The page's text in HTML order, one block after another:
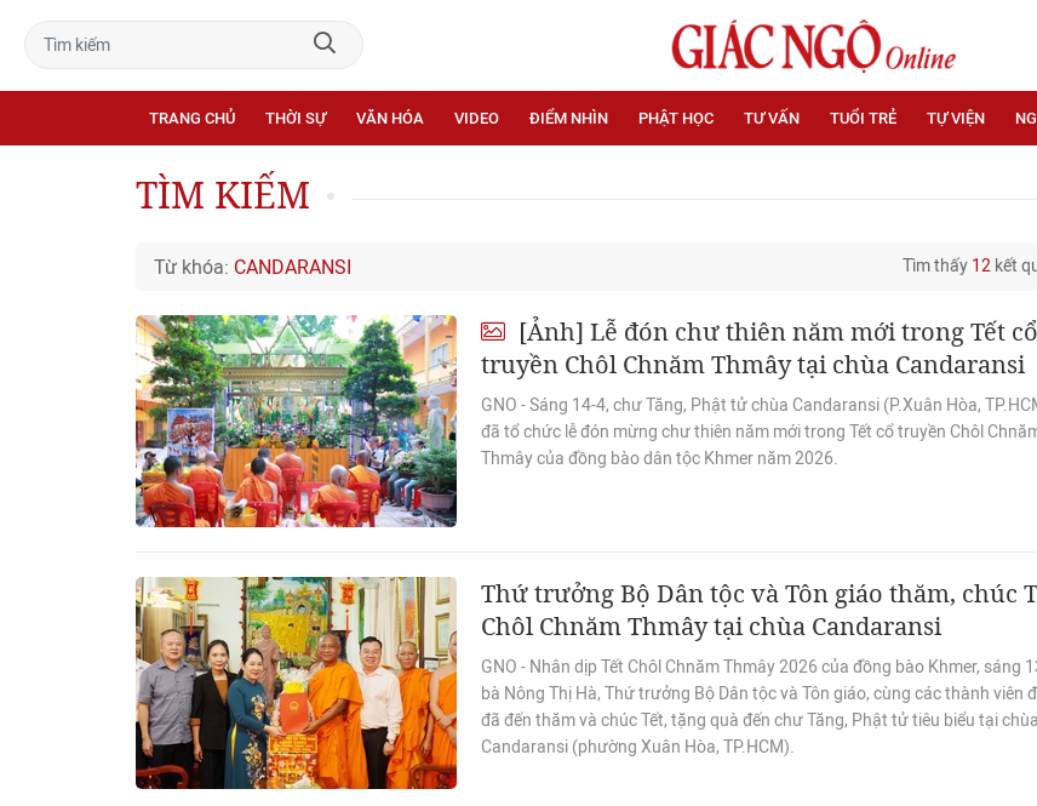
TRANG CHỦ THỜI SỰ VĂN HÓA VIDEO ĐIỂM NHÌN PHẬT HỌC TƯ VẤN TUỔI TRẺ TỰ VIỆN
TÌM KIẾM
Từ khóa: CANDARANSI Tìm thấy 12 kết
[Ảnh] Lễ đón chư thiên năm mới trong Tết cổ
truyền Chôl Chnăm Thmây tại chùa Candaransi
GNO - Sáng 14-4, chư Tăng, Phật tử chùa Candaransi (P.Xuân Hòa,
đã tổ chức lễ đón mừng chư thiên năm mới trong Tết cổ truyền Chôl
Thmây của đồng bào dân tộc Khmer năm 2026.
Thứ trưởng Bộ Dân tộc và Tôn giáo thăm, chúc
Chôl Chnăm Thmây tại chùa Candaransi
GNO - Nhân dịp Tết Chôl Chnăm Thmây 2026 của đồng bào Khmer, sáng
bà Nông Thị Hà, Thứ trưởng Bộ Dân tộc và Tôn giáo, cùng các thành viên
đã đến thăm và chúc Tết, tặng quà đến chư Tăng, Phật tử tiêu biểu tại chùa
Candaransi (phường Xuân Hòa, TP.HCM).